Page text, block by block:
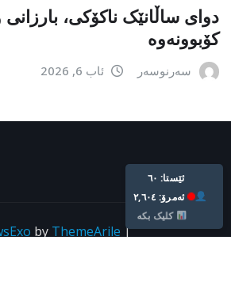
دوای ساڵانێک ناکۆکی، بارزانی
کۆبوونەوە
سەرنوسەر ئاب 6, 2026
|
by ThemeArile
Live: 60
Today: 2,604
Click Here